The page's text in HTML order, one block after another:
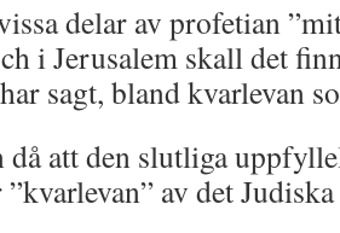
delar av profetian
i Jerusalem skall det
sagt, bland kvarlevan
då att den slutliga
av det